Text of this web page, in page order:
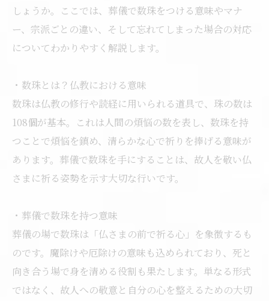
しょうか。ここでは、葬儀で数珠をつける意味やマナ
ー、宗派ごとの違い、そして忘れてしまった場合の対応
についてわかりやすく解説します。
・数珠とは？仏教における意味
数珠は仏教の修行や読経に用いられる道具で、珠の数は
108個が基本。これは人間の煩悩の数を表し、数珠を持
つことで煩悩を鎮め、清らかな心で祈りを捧げる意味が
あります。葬儀で数珠を手にすることは、故人を敬い仏
さまに祈る姿勢を示す大切な行いです。
・葬儀で数珠を持つ意味
葬儀の場で数珠は「仏さまの前で祈る心」を象徴するも
のです。魔除けや厄除けの意味も込められており、死と
向き合う場で身を清める役割も果たします。単なる形式
ではなく、故人への敬意と自分の心を整えるための大切